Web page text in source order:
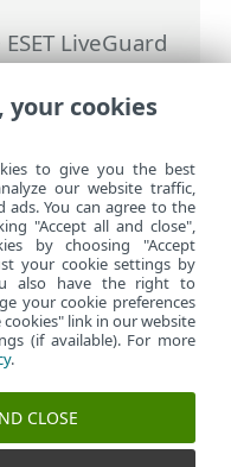
ESET LiveGuard
de ESET
una
políticas
your cookies
to give you the best
our website traffic,
ads. You can agree to the
"Accept all and close",
by choosing "Accept
your cookie settings by
also have the right to
your cookie preferences
link in our website
(if available). For more
.
CLOSE